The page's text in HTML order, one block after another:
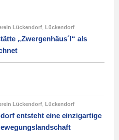
Lückendorf Lückendorf
„Zwergenhäus´l“ als
Lückendorf Lückendorf
entsteht eine einzigartige